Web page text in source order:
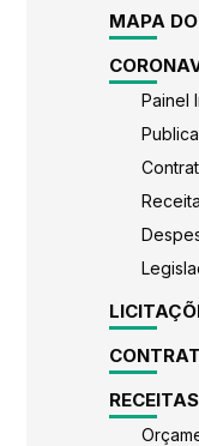
MAPA
Painel
RECEITAS